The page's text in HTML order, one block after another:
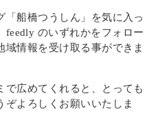
船橋つうしん」を気に入っ
feedly のいずれかをフォロー
域情報を受け取る事ができま
で広めてくれると、とっても
ぞよろしくお願いいたしま